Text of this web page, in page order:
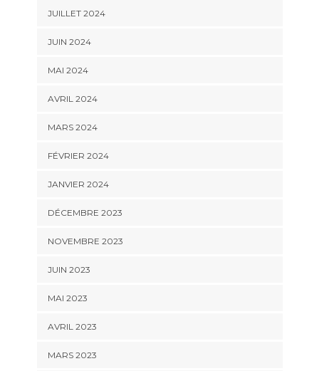
JUILLET 2024
JUIN 2024
MAI 2024
AVRIL 2024
MARS 2024
FÉVRIER 2024
JANVIER 2024
DÉCEMBRE 2023
NOVEMBRE 2023
JUIN 2023
MAI 2023
AVRIL 2023
MARS 2023